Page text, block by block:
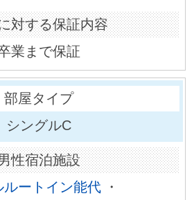
業まで保証
シングルC
ルートイン能代 ・